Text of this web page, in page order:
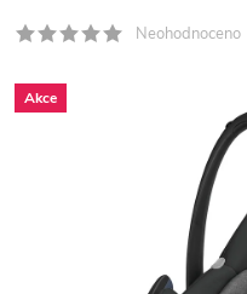
Neohodnoceno
Akce